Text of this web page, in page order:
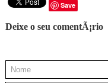
Save
Deixe o seu comentÃ¡rio